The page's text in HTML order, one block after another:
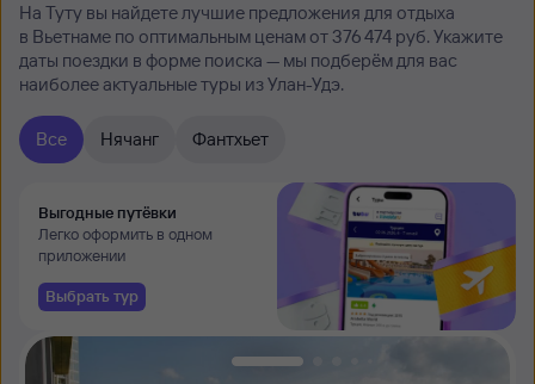
На Туту вы найдете лучшие предложения для отдыха
в Вьетнаме по оптимальным ценам от 376 ⁠474 руб. Укажите
даты поездки в форме поиска — мы подберём для вас
наиболее актуальные туры из Улан-Удэ.
Все Нячанг Фантхьет
Выгодные путёвки
Легко оформить в одном
приложении
Выбрать тур